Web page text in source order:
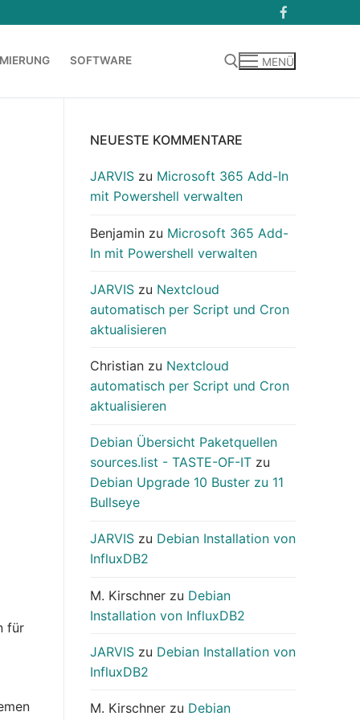
SOFTWARE MENÜ
für
NEUESTE KOMMENTARE
JARVIS zu Microsoft 365 Add-In
mit Powershell verwalten
Benjamin zu Microsoft 365 Add-
In mit Powershell verwalten
JARVIS zu Nextcloud
automatisch per Script und Cron
aktualisieren
Christian zu Nextcloud
automatisch per Script und Cron
aktualisieren
Debian Übersicht Paketquellen
sources.list - TASTE-OF-IT zu
Debian Upgrade 10 Buster zu 11
Bullseye
JARVIS zu Debian Installation von
InfluxDB2
M. Kirschner zu Debian
Installation von InfluxDB2
JARVIS zu Debian Installation von
InfluxDB2
M. Kirschner zu Debian